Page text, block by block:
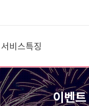
서비스특징
10분 종가매매
팩트폭행
이벤